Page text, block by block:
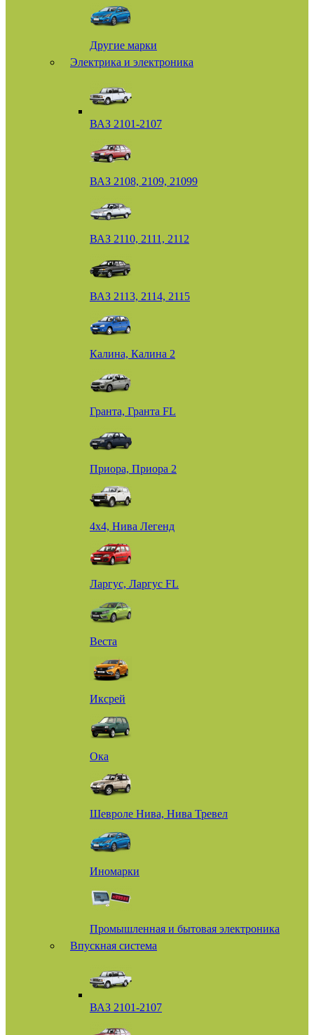
Другие марки
Электрика и электроника
ВАЗ 2101-2107
ВАЗ 2108, 2109, 21099
ВАЗ 2110, 2111, 2112
ВАЗ 2113, 2114, 2115
Калина, Калина 2
Гранта, Гранта FL
Приора, Приора 2
4х4, Нива Легенд
Ларгус, Ларгус FL
Веста
Иксрей
Ока
Шевроле Нива, Нива Тревел
Иномарки
Промышленная и бытовая электроника
Впускная система
ВАЗ 2101-2107